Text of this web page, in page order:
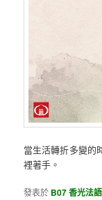
當生活轉折多變的
裡著手。
發表於 B07 香光法